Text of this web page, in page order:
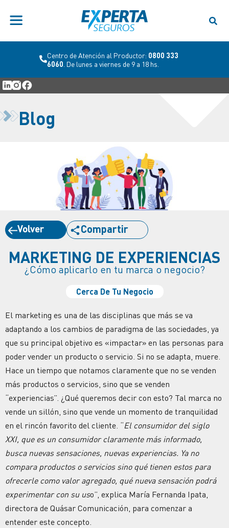
Centro de Atención al Productor: 0800 333
6060 . De lunes a viernes de 9 a 18 hs.
Blog
Volver Compartir
MARKETING DE EXPERIENCIAS
¿Cómo aplicarlo en tu marca o negocio?
Cerca De Tu Negocio
El marketing es una de las disciplinas que más se va
adaptando a los cambios de paradigma de las sociedades, ya
que su principal objetivo es «impactar» en las personas para
poder vender un producto o servicio. Si no se adapta, muere.
Hace un tiempo que notamos claramente que no se venden
más productos o servicios, sino que se venden
“experiencias”. ¿Qué queremos decir con esto? Tal marca no
vende un sillón, sino que vende un momento de tranquilidad
en el rincón favorito del cliente. “El consumidor del siglo
XXI, que es un consumidor claramente más informado,
busca nuevas sensaciones, nuevas experiencias. Ya no
compara productos o servicios sino qué tienen estos para
ofrecerle como valor agregado, qué nueva sensación podrá
experimentar con su uso”, explica María Fernanda Ipata,
directora de Quásar Comunicación, para comenzar a
entender este concepto.